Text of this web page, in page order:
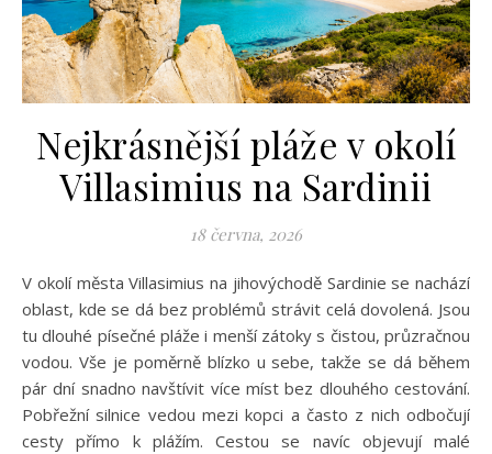
Nejkrásnější pláže v okolí
Villasimius na Sardinii
18 června, 2026
V okolí města Villasimius na jihovýchodě Sardinie se nachází
oblast, kde se dá bez problémů strávit celá dovolená. Jsou
tu dlouhé písečné pláže i menší zátoky s čistou, průzračnou
vodou. Vše je poměrně blízko u sebe, takže se dá během
pár dní snadno navštívit více míst bez dlouhého cestování.
Pobřežní silnice vedou mezi kopci a často z nich odbočují
cesty přímo k plážím. Cestou se navíc objevují malé